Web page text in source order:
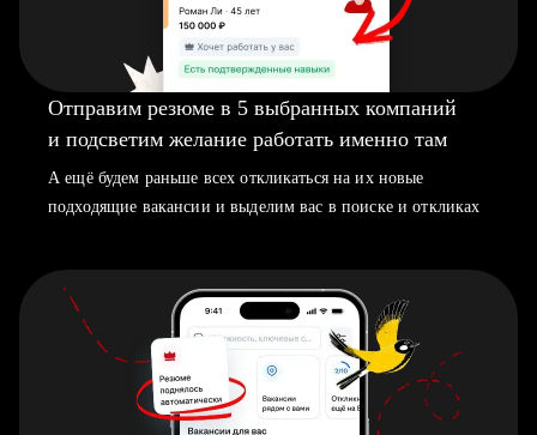
Отправим резюме в 5 выбранных компаний
и подсветим желание работать именно там
А ещё будем раньше всех откликаться на их новые
подходящие вакансии и выделим вас в поиске и откликах